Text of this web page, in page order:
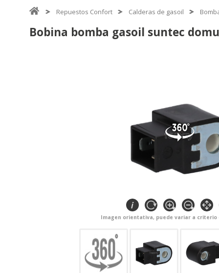
Repuestos Confort Calderas de gasoil
Bobina bomba gasoil suntec
Imagen orientativa, puede variar a criterio